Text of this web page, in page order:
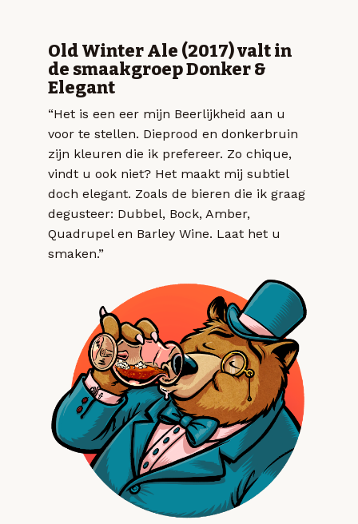
Old Winter Ale (2017) valt in
de smaakgroep Donker &
Elegant
“Het is een eer mijn Beerlijkheid aan u
voor te stellen. Dieprood en donkerbruin
zijn kleuren die ik prefereer. Zo chique,
vindt u ook niet? Het maakt mij subtiel
doch elegant. Zoals de bieren die ik graag
degusteer: Dubbel, Bock, Amber,
Quadrupel en Barley Wine. Laat het u
smaken.”